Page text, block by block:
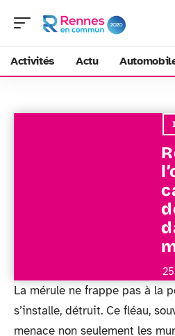
Activités Actu
La mérule ne frappe pas à la
s’installe, détruit. Ce fléau,
menace non seulement les